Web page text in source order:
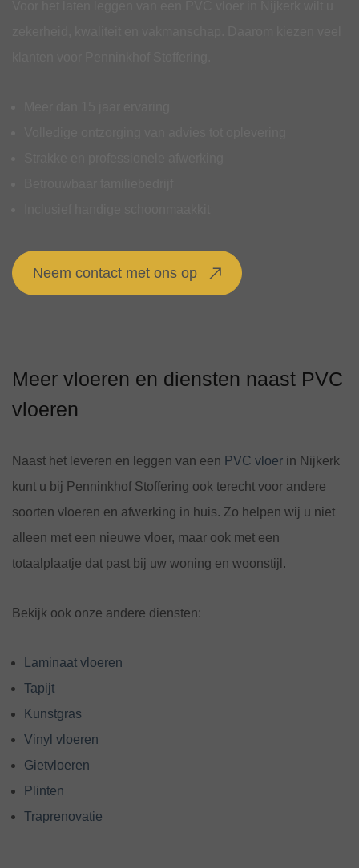
Neem contact met ons op
Meer vloeren en diensten naast PVC
vloeren
Naast het leveren en leggen van een PVC vloer in Nijkerk
kunt u bij Penninkhof Stoffering ook terecht voor andere
soorten vloeren en afwerking in huis. Zo helpen wij u niet
alleen met een nieuwe vloer, maar ook met een
totaalplaatje dat past bij uw woning en woonstijl.
Bekijk ook onze andere diensten:
Laminaat vloeren
Tapijt
Kunstgras
Vinyl vloeren
Gietvloeren
Plinten
Traprenovatie